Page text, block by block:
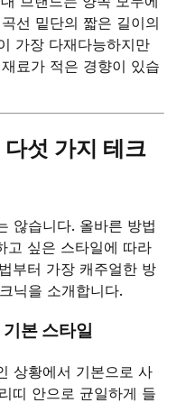
선 밑단의 짧은 길이의
가장 다재다능하지만
료가 적은 경향이 있습
섯 가지 테크
않습니다. 올바른 방법
고 싶은 스타일에 따라
부터 가장 캐주얼한 방
닉을 소개합니다.
본 스타일
상황에서 기본으로 사
띠 안으로 균일하게 들